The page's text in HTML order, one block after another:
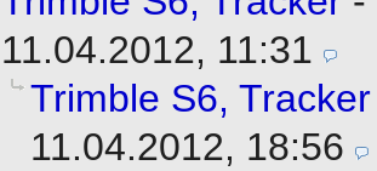
11.04.2012, 11:31
Trimble S6, Tracker
11.04.2012, 18:56